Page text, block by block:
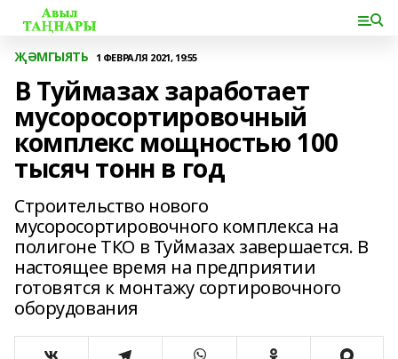
ҖӘМГЫЯТЬ 1 ФЕВРАЛЯ 2021, 19:55
В Туймазах заработает
мусоросортировочный
комплекс мощностью 100
тысяч тонн в год
Строительство нового
мусоросортировочного комплекса на
полигоне ТКО в Туймазах завершается. В
настоящее время на предприятии
готовятся к монтажу сортировочного
оборудования